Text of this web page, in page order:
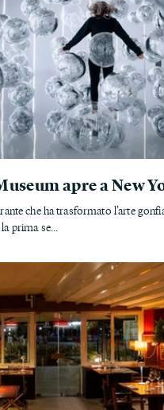
apre a New
che ha trasformato l’arte
prima se...